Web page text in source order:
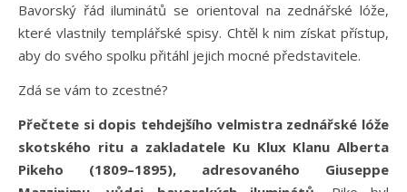
Bavorský řád iluminátů se orientoval na zednářské lóže,
které vlastnily templářské spisy. Chtěl k nim získat přístup,
aby do svého spolku přitáhl jejich mocné představitele.
Zdá se vám to zcestné?
Přečtete si dopis tehdejšího velmistra zednářské lóže
skotského ritu a zakladatele Ku Klux Klanu Alberta
Pikeho (1809–1895), adresovaného Giuseppe